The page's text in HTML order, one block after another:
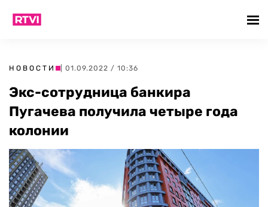
НОВОСТИ | 01.09.2022 / 10:36
Экс-сотрудница банкира
Пугачева получила четыре года
колонии